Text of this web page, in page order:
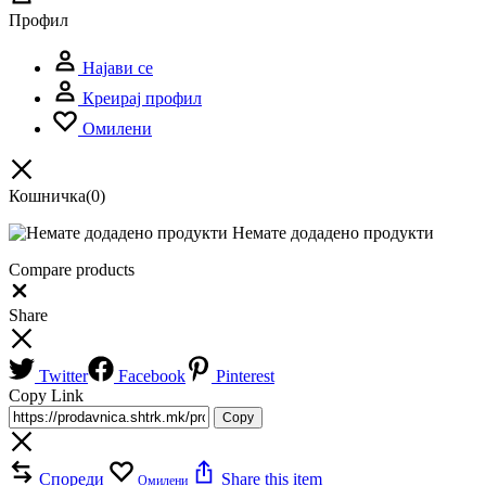
Профил
Најави се
Креирај профил
Омилени
Кошничка(0)
Немате додадено продукти
Compare products
Share
Twitter Facebook
Pinterest
Copy Link
Copy
Спореди Омилени Share this item